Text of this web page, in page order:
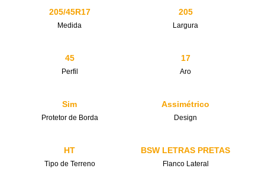
205/45R17
Medida
205
Largura
45
Perfil
17
Aro
Sim
Protetor de Borda
Assimétrico
Design
HT
Tipo de Terreno
BSW LETRAS PRETAS
Flanco Lateral